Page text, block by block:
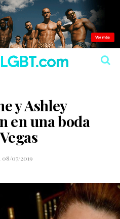
y Ashley
en una boda
08/07/2019